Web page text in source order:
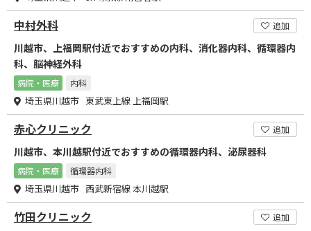
中村外科 追加
川越市、上福岡駅付近でおすすめの内科、消化器内科、循環器内
科、脳神経外科
病院・医療 内科
埼玉県川越市 東武東上線 上福岡駅
赤心クリニック 追加
川越市、本川越駅付近でおすすめの循環器内科、泌尿器科
病院・医療 循環器内科
埼玉県川越市 西武新宿線 本川越駅
竹田クリニック 追加